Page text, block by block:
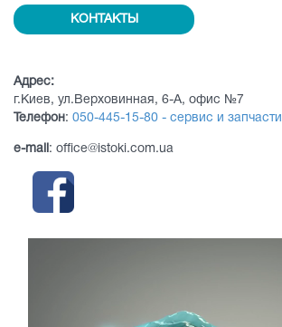
КОНТАКТЫ
Адрес:
г.Киев, ул.Верховинная, 6-А, офис №7
Телефон: 050-445-15-80 - сервис и запчасти
e-mail : office@istoki.com.ua